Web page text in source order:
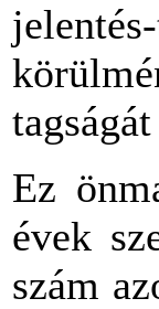
Ez
évek
szám